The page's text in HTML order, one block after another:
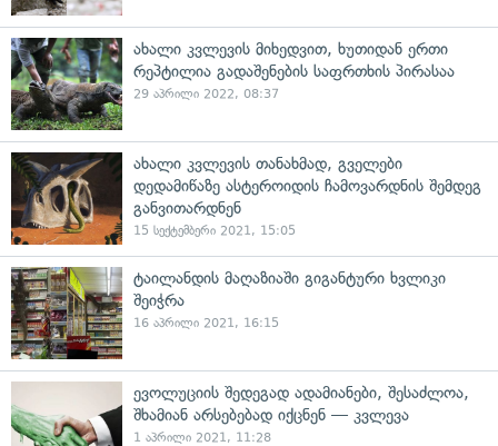
ახალი კვლევის მიხედვით, ხუთიდან ერთი
რეპტილია გადაშენების საფრთხის პირასაა
29 აპრილი 2022, 08:37
ახალი კვლევის თანახმად, გველები
დედამიწაზე ასტეროიდის ჩამოვარდნის შემდეგ
განვითარდნენ
15 სექტემბერი 2021, 15:05
ტაილანდის მაღაზიაში გიგანტური ხვლიკი
შეიჭრა
16 აპრილი 2021, 16:15
ევოლუციის შედეგად ადამიანები, შესაძლოა,
შხამიან არსებებად იქცნენ — კვლევა
1 აპრილი 2021, 11:28